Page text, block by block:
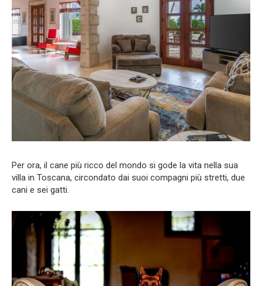
Per ora, il cane più ricco del mondo si gode la vita nella sua
villa in Toscana, circondato dai suoi compagni più stretti, due
cani e sei gatti.